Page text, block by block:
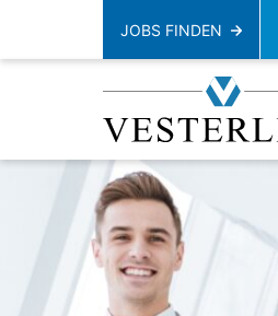
JOBS FINDEN